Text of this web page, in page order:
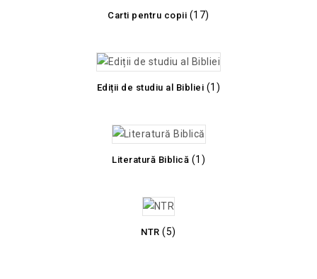
Carti pentru copii (17)
Ediții de studiu al Bibliei (1)
Literatură Biblică (1)
NTR(5)